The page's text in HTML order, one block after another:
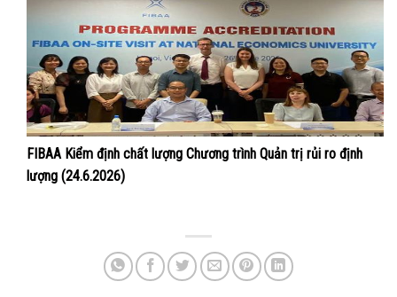
FIBAA Kiểm định chất lượng Chương trình Quản trị rủi ro định
lượng (24.6.2026)